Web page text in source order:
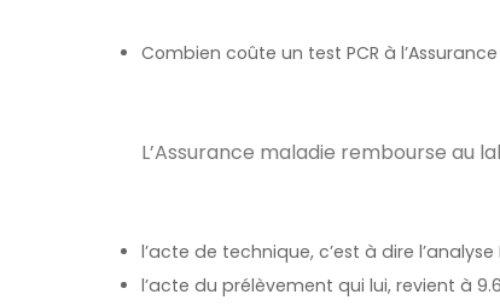
Combien coûte un test PCR à
L’Assurance maladie rembourse au
l’acte de technique, c’est à dire
l’acte du prélèvement qui lui, revient à